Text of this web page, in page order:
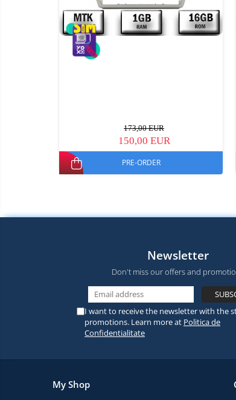
173,00 EUR
150,00 EUR
PRE-ORDER
Newsletter
Don't miss our offers and
I want to receive the newsletter with the
promotions. Learn more at Politica de
Confidentialitate
My Shop